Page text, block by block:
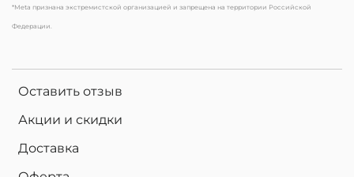
Оставить отзыв
Акции и скидки
Доставка
*Meta признана экстремистской организацией и запрещена на территории Российской
Федерации.